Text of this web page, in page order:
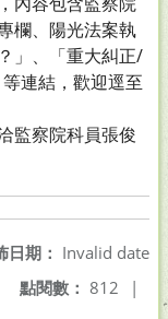
欄、陽光法案執
」、「重大糾正/
連結，歡迎逕至
監察院科員張俊
日期： Invalid date
點閱數： 812 |